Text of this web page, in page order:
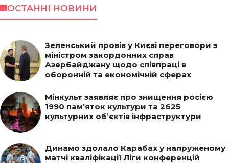
ОСТАННІ НОВИНИ
Зеленський провів у Києві переговори з
міністром закордонних справ
Азербайджану щодо співпраці в
оборонній та економічній сферах
Мінкульт заявляє про знищення росією
1990 пам’яток культури та 2625
культурних об’єктів інфраструктури
Динамо здолало Карабах у напруженому
матчі кваліфікації Ліги конференцій